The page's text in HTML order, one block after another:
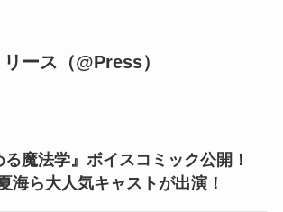
ース（@Press）
る魔法学』ボイスコミック公開！
海ら大人気キャストが出演！